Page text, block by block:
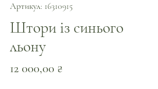
Артикул: 16310915
Штори із синього
льону
12 000,00 ₴